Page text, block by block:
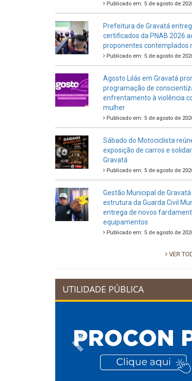
Publicado em: 5 de agosto de
Prefeitura de Gravatá
certificados da PNAB 2026
proponentes contemplados
Publicado em: 5 de agosto de
Agosto Lilás em Gravatá
programação de
enfrentamento à violência
mulher
Publicado em: 5 de agosto de
Sábado do Motociclista
exposição de carros e
Gravatá
Publicado em: 5 de agosto de
Gestão Municipal de
estrutura da Guarda Civil
entrega de novos
equipamentos
Publicado em: 5 de agosto de
VER
UTILIDADE PÚBLICA
Previous